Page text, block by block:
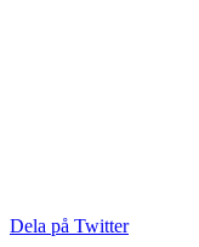
Dela på Twitter